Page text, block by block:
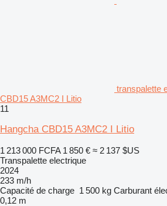
transpalette
CBD15 A3MC2 I Litio
11
Hangcha CBD15 A3MC2 I Litio
1 213 000 FCFA 1 850 € ≈ 2 137 $US
Transpalette electrique
2024
233 m/h
Capacité de charge 1 500 kg Carburant
0,12 m